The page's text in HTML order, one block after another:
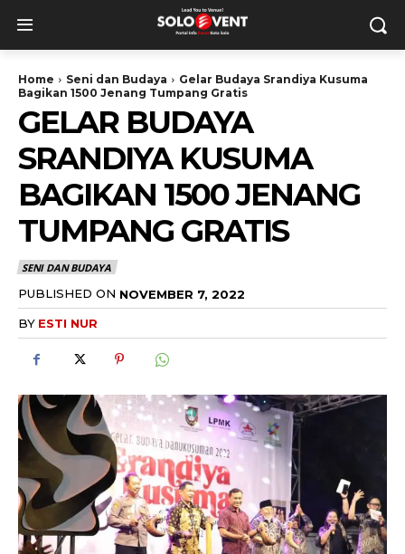
Home Seni dan Budaya
Gelar Budaya Srandiya Kusuma
Bagikan 1500 Jenang Tumpang Gratis
GELAR BUDAYA
SRANDIYA KUSUMA
BAGIKAN 1500 JENANG
TUMPANG GRATIS
SENI DAN BUDAYA
PUBLISHED ON NOVEMBER 7, 2022
BY ESTI NUR